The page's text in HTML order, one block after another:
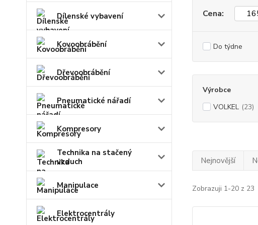
Dílenské vybavení
Kovoobrábění
Dřevoobrábění
Pneumatické nářadí
Kompresory
Technika na stačený
vzduch
Manipulace
Elektrocentrály
Cena:
Do týdne
Výrobce
VOLKEL (23)
Nejnovější
Zobrazuji 1-20 z 23